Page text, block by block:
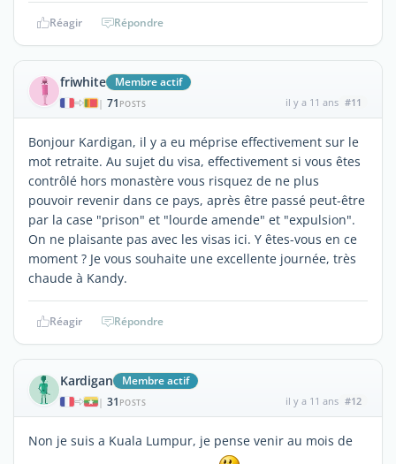
Réagir Répondre
friwhite Membre actif
| 71 POSTS il y a 11 ans #11
Bonjour Kardigan, il y a eu méprise effectivement sur le
mot retraite. Au sujet du visa, effectivement si vous êtes
contrôlé hors monastère vous risquez de ne plus
pouvoir revenir dans ce pays, après être passé peut-être
par la case "prison" et "lourde amende" et "expulsion".
On ne plaisante pas avec les visas ici. Y êtes-vous en ce
moment ? Je vous souhaite une excellente journée, très
chaude à Kandy.
Réagir Répondre
Kardigan Membre actif
| 31 POSTS il y a 11 ans #12
Non je suis a Kuala Lumpur, je pense venir au mois de